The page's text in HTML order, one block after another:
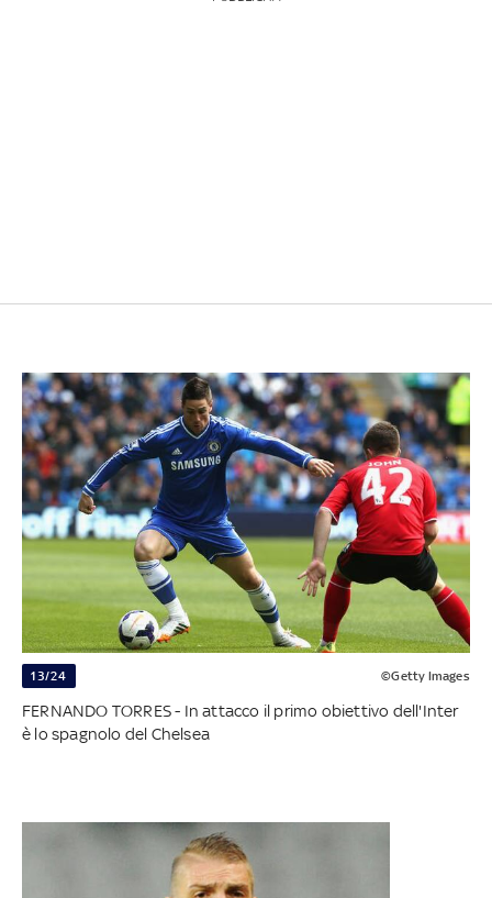
13/24 ©Getty Images
FERNANDO TORRES - In attacco il primo obiettivo dell'Inter
è lo spagnolo del Chelsea